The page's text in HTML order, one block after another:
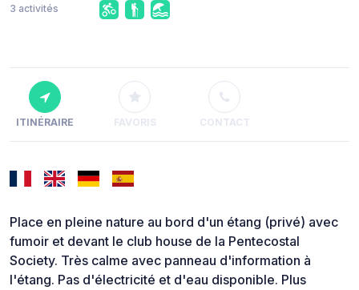
3 activités
ITINÉRAIRE FAVORIS CONTACT
Place en pleine nature au bord d'un étang (privé) avec
fumoir et devant le club house de la Pentecostal
Society. Très calme avec panneau d'information à
l'étang. Pas d'électricité et d'eau disponible. Plus